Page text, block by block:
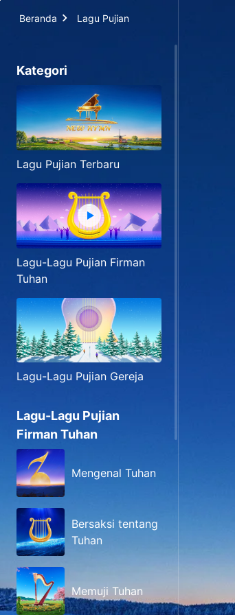
Beranda Lagu Pujian
Kategori
Lagu Pujian Terbaru
Lagu-Lagu Pujian Firman
Tuhan
Lagu-Lagu Pujian Gereja
Lagu-Lagu Pujian
Firman Tuhan
Mengenal Tuhan
Bersaksi tentang
Tuhan
Memuji Tuhan